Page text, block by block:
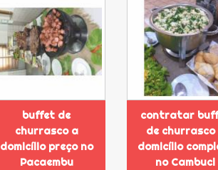
buffet de
churrasco a
domicílio preço no
Pacaembu
contratar
de churrasco
domicílio
no Cambuci